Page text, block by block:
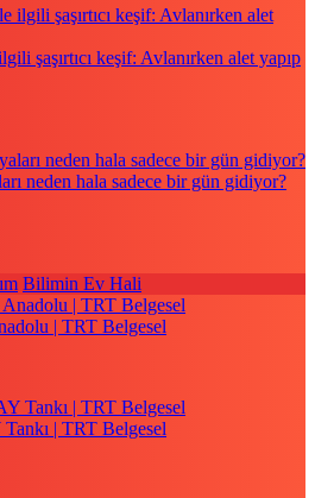
şaşırtıcı keşif: Avlanırken alet yapıp
neden hala sadece bir gün gidiyor?
Bilimin Ev Hali
| TRT Belgesel
| TRT Belgesel